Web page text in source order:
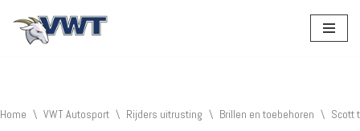
Home \ VWT Autosport \ Rijders uitrusting \ Brillen en toebehoren \ Scott